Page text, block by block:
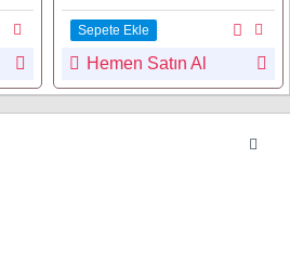
Sepete Ekle
Hemen Satın Al